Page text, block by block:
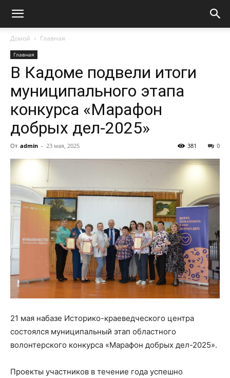
Домой Главная
Главная
В Кадоме подвели итоги
муниципального этапа
конкурса «Марафон
добрых дел-2025»
От admin - 23 мая, 2025 0
381
21 мая набазе Историко-краеведческого центра
состоялся муниципальный этап областного
волонтерского конкурса «Марафон добрых дел-2025».
Проекты участников в течение года успешно